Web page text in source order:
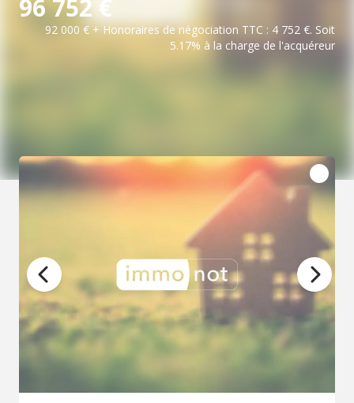
96 752 €
92 000 € + Honoraires de négociation TTC : 4 752 €. Soit
5.17% à la charge de l'acquéreur